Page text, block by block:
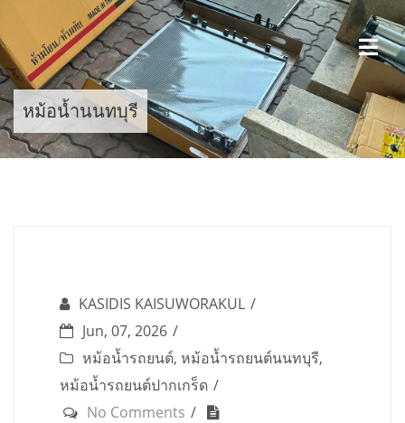
content
หม้อน้ำนนทบุรี
KASIDIS KAISUWORAKUL
Jun, 07, 2026
หม้อน้ำรถยนต์, หม้อน้ำรถยนต์นนทบุรี,
หม้อน้ำรถยนต์ปากเกร็ด
No Comments